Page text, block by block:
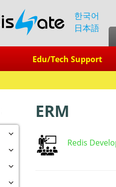
한국어
日本語
Edu/Tech Support
ERM
Redis